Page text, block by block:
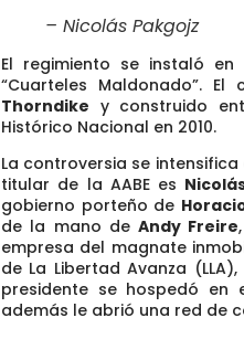
– Nicolás Pakgojz
El regimiento se instaló
“Cuarteles Maldonado”.
Thorndike y construido
Histórico Nacional en 2010.
La controversia se
titular de la AABE es
gobierno porteño de
de la mano deAndy Freire
empresa del magnate
de La Libertad Avanza
presidente se hospedó en
además le abrió una red de